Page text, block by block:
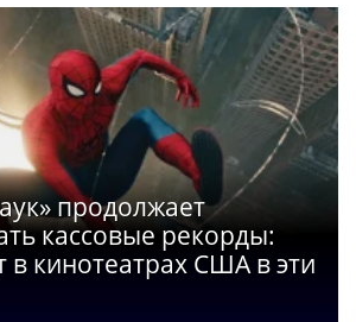
продолжает
кассовые рекорды:
в кинотеатрах США в эти